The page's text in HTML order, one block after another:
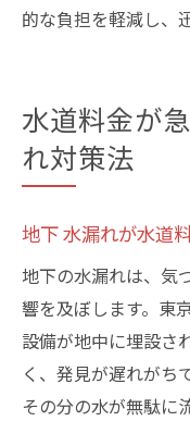
的な負担を軽減し、
水道料金が
れ対策法
地下 水漏れが水道
地下の水漏れは、気
響を及ぼします。東
設備が地中に埋設さ
く、発見が遅れがち
その分の水が無駄に